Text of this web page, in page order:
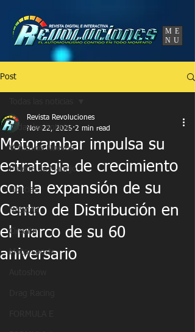
ME
NU
Post
Todas las noticias
Vehículos Nuevos
Prueba de Manejo
Noticias
NASCAR
Circuito
Motorsports
Motorambar impulsa su
estrategia de crecimiento
con la expansión de su
Centro de Distribución en
el marco de su 60
aniversario
Revista Revoluciones
Nov 22, 2025 2 min read